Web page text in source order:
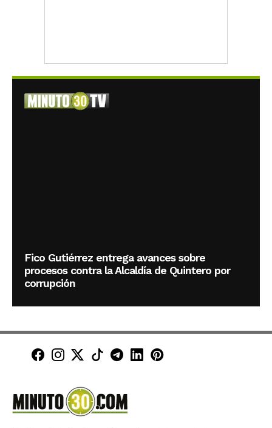
Fico Gutiérrez entrega avances sobre
procesos contra la Alcaldía de Quintero por
corrupción
Minuto30 en Facebook
Minuto30 en Instagram
Minuto30 en X (Twitter)
Minuto30 en TikTok
Canal de Minuto30 en
Minuto30 en LinkedIn
Minuto30 en